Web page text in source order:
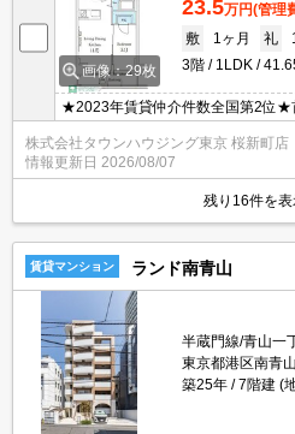
画像：29枚
23.5万円(管理
敷
1ヶ月 礼
3階
1LDK
★2023年賃貸仲介件数全国第2位★
がご案内させていただきます★世
しならタウンハウジング東京へ★
株式会社タウンハウジング東京 桜新町店
情報更新日 2026/08/07
残り16件を表
賃貸マンション ランド南青山
半蔵門線/青山一
東京都港区南青
築25年
7階建 (